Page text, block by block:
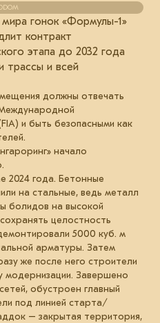
гонок «Формулы-1»
контракт
этапа до 2032 года
трассы и всей
должны отвечать
и быть безопасными как
начало
2024 года. Бетонные
на стальные, ведь металл
болидов на высокой
целостность
5000 куб. м
арматуры. Затем
же после него строители
модернизации. Завершено
обустроен главный
под линией старта/
– закрытая территория,